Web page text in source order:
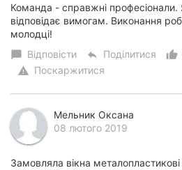
Команда - справжні професіонали.
відповідає вимогам. Виконання
молодці!
chat_bubble Відповісти reply Поділитися
warning Поскаржитися
Мельник Оксана
08 лютого 2019
Замовляла вікна